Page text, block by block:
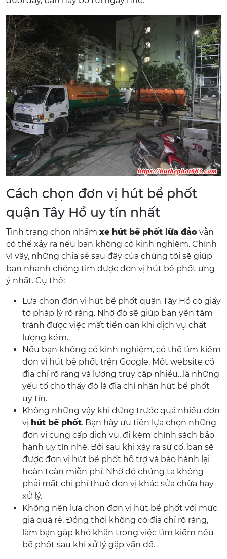
Cách chọn đơn vị hút bể phốt
quận Tây Hồ uy tín nhất
Tình trạng chọn nhầm xe hút bể phốt lừa đảo vẫn
có thể xảy ra nếu bạn không có kinh nghiệm. Chính
vì vậy, những chia sẻ sau đây của chúng tôi sẽ giúp
bạn nhanh chóng tìm được đơn vị hút bể phốt ưng
ý nhất. Cụ thể:
Lựa chọn đơn vị hút bể phốt quận Tây Hồ có giấy
tờ pháp lý rõ ràng. Nhờ đó sẽ giúp bạn yên tâm
tránh được việc mất tiền oan khi dịch vụ chất
lượng kém.
Nếu bạn không có kinh nghiệm, có thể tìm kiếm
đơn vị hút bể phốt trên Google. Một website có
địa chỉ rõ ràng và lượng truy cập nhiều…là những
yếu tố cho thấy đó là địa chỉ nhận hút bể phốt
uy tín.
Không những vậy khi đứng trước quá nhiều đơn
vị hút bể phốt. Bạn hãy ưu tiên lựa chọn những
đơn vị cung cấp dịch vụ, đi kèm chính sách bảo
hành uy tín nhé. Bởi sau khi xảy ra sự cố, bạn sẽ
được đơn vị hút bể phốt hỗ trợ và bảo hành lại
hoàn toàn miễn phí. Nhờ đó chúng ta không
phải mất chi phí thuê đơn vị khác sửa chữa hay
xử lý.
Không nên lựa chọn đơn vị hút bể phốt với mức
giá quá rẻ. Đồng thời không có địa chỉ rõ ràng,
làm bạn gặp khó khăn trong việc tìm kiếm nếu
bể phốt sau khi xử lý gặp vấn đề.